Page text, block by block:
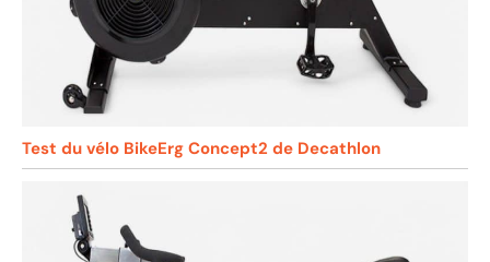
Test du vélo BikeErg Concept2 de Decathlon